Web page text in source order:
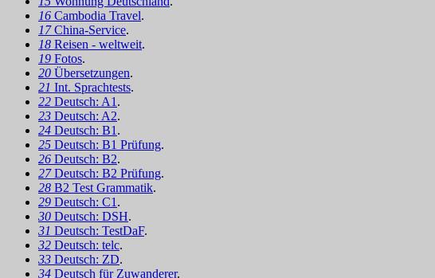
16 Cambodia Travel.
17China-Service.
18 Reisen - weltweit.
19 Fotos.
20 Übersetzungen.
21 Int. Sprachtests.
22 Deutsch: A1 .
23 Deutsch: A2.
24 Deutsch: B1 .
25 Deutsch: B1 Prüfung.
26 Deutsch: B2.
27Deutsch: B2 Prüfung.
28 B2 Test Grammatik.
29 Deutsch: C1 .
30 Deutsch: DSH.
31 Deutsch: TestDaF.
32 Deutsch: telc.
33 Deutsch: ZD.
34 Deutsch für Zuwanderer.